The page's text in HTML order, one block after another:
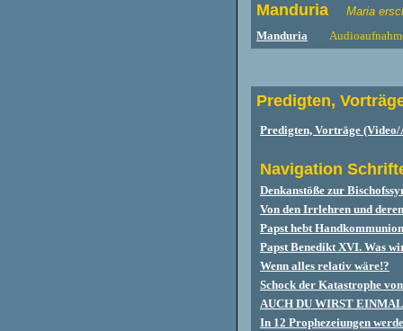
Manduria
Maria
Manduria
Predigten,
Predigten, Vorträge
Navigation
Denkanstöße zur
Von den Irrlehren und
Papst hebt
Papst Benedikt XVI. Was
Wenn alles relativ wäre!?
Schock der Katastrophe
AUCH DU WIRST
In 12 Prophezeiungen